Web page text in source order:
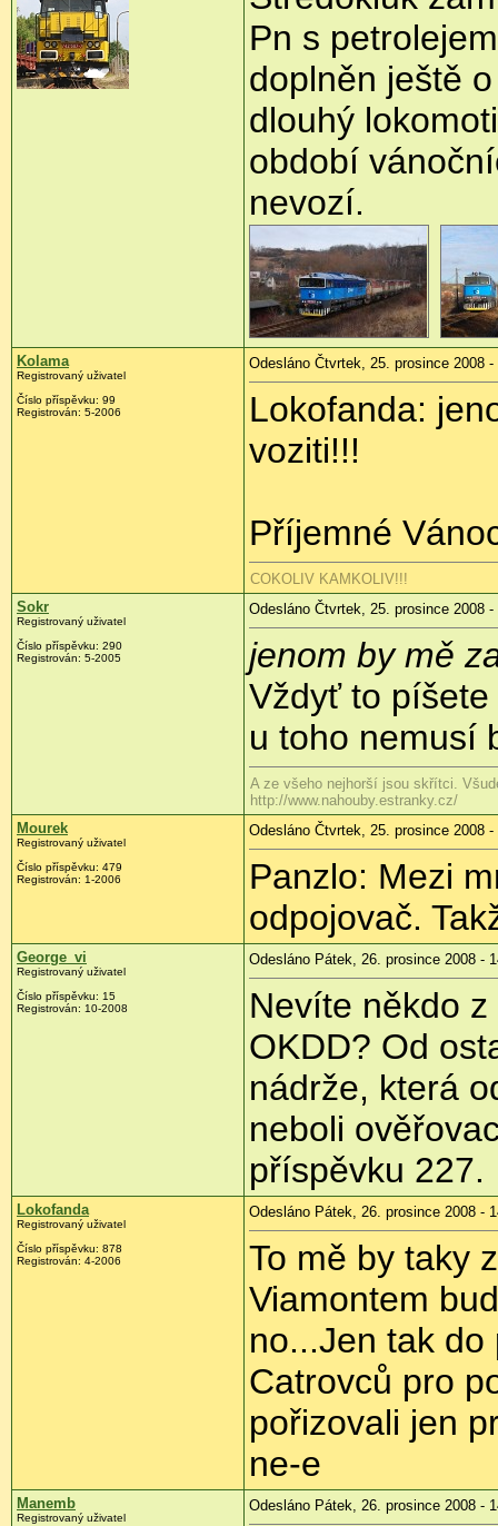
Pn s
doplněn ještě
dlouhý
období
nevozí.
Kolama
Registrovaný uživatel
Číslo příspěvku: 99
Registrován: 5-2006
Odesláno Čtvrtek, 25. prosince 2008 -
Lokofanda:
voziti!!!
Příjemné
COKOLIV KAMKOLIV!!!
Sokr
Registrovaný uživatel
Číslo příspěvku: 290
Registrován: 5-2005
Odesláno Čtvrtek, 25. prosince 2008 -
jenom by mě
Vždyť to píšete
u toho nemusí
A ze všeho nejhorší jsou skřítci.
http://www.nahouby.estranky.cz/
Mourek
Registrovaný uživatel
Číslo příspěvku: 479
Registrován: 1-2006
Odesláno Čtvrtek, 25. prosince 2008 -
Panzlo: Mezi
odpojovač.
George_vi
Registrovaný uživatel
Číslo příspěvku: 15
Registrován: 10-2008
Odesláno Pátek, 26. prosince 2008 -
Nevíte někdo
OKDD? Od
nádrže, která
neboli
příspěvku 227.
Lokofanda
Registrovaný uživatel
Číslo příspěvku: 878
Registrován: 4-2006
Odesláno Pátek, 26. prosince 2008 -
To mě by taky
Viamontem
no...Jen tak
Catrovců pro
pořizovali jen
ne-e
Manemb
Registrovaný uživatel
Odesláno Pátek, 26. prosince 2008 -